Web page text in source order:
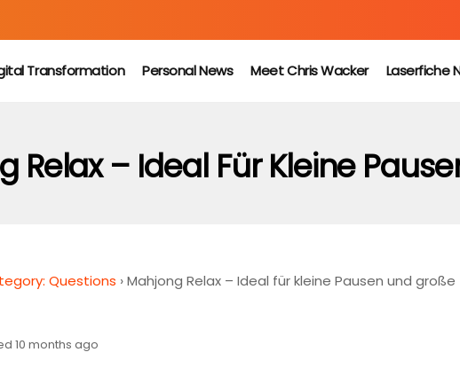
Transformation Personal News Meet Chris Wacker Laserfiche
Relax – Ideal Für Kleine
Questions ›Mahjong Relax – Ideal für kleine Pausen und große
10 months ago